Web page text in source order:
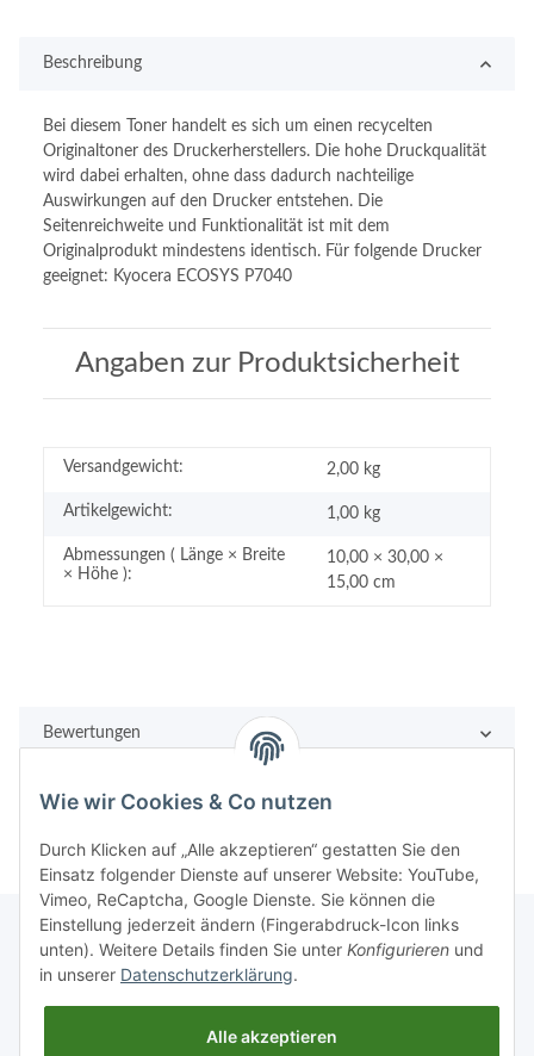
Beschreibung
Bei diesem Toner handelt es sich um einen recycelten
Originaltoner des Druckerherstellers. Die hohe Druckqualität
wird dabei erhalten, ohne dass dadurch nachteilige
Auswirkungen auf den Drucker entstehen. Die
Seitenreichweite und Funktionalität ist mit dem
Originalprodukt mindestens identisch. Für folgende Drucker
geeignet: Kyocera ECOSYS P7040
Angaben zur Produktsicherheit
Versandgewicht: 2,00 kg
Artikelgewicht: 1,00 kg
Abmessungen ( Länge × Breite
× Höhe ):
10,00 × 30,00 ×
15,00 cm
Bewertungen
Rechtliches
Wie wir Cookies & Co nutzen
Durch Klicken auf „Alle akzeptieren“ gestatten Sie den
Einsatz folgender Dienste auf unserer Website: YouTube,
Vimeo, ReCaptcha, Google Dienste. Sie können die
Einstellung jederzeit ändern (Fingerabdruck-Icon links
unten). Weitere Details finden Sie unter Konfigurieren und
in unserer Datenschutzerklärung.
Alle akzeptieren